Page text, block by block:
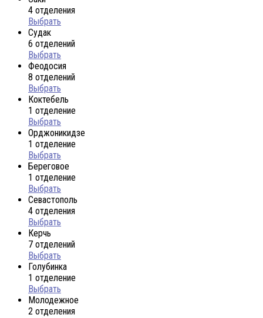
4 отделения
Выбрать
Судак
6 отделений
Выбрать
Феодосия
8 отделений
Выбрать
Коктебель
1 отделение
Выбрать
Орджоникидзе
1 отделение
Выбрать
Береговое
1 отделение
Выбрать
Севастополь
4 отделения
Выбрать
Керчь
7 отделений
Выбрать
Голубинка
1 отделение
Выбрать
Молодежное
2 отделения